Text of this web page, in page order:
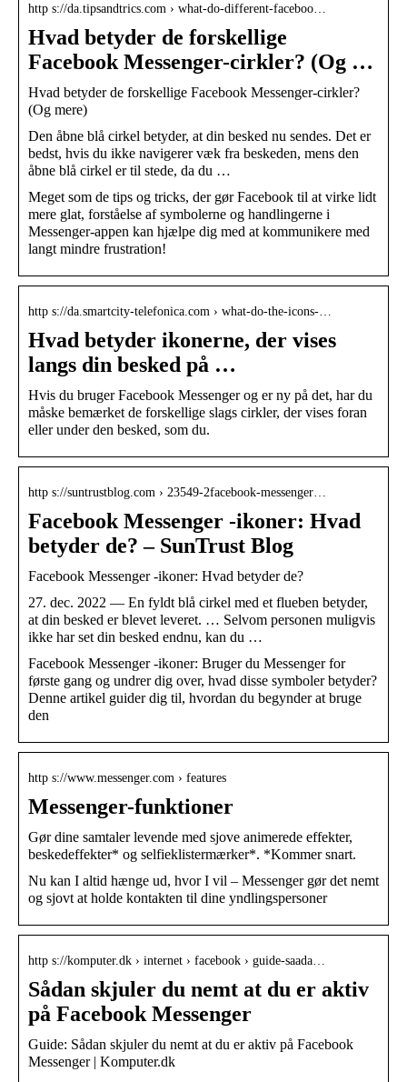
http s://da.tipsandtrics.com › what-do-different-faceboo…
Hvad betyder de forskellige
Facebook Messenger-cirkler? (Og …
Hvad betyder de forskellige Facebook Messenger-cirkler?
(Og mere)
Den åbne blå cirkel betyder, at din besked nu sendes. Det er
bedst, hvis du ikke navigerer væk fra beskeden, mens den
åbne blå cirkel er til stede, da du …
Meget som de tips og tricks, der gør Facebook til at virke lidt
mere glat, forståelse af symbolerne og handlingerne i
Messenger-appen kan hjælpe dig med at kommunikere med
langt mindre frustration!
http s://da.smartcity-telefonica.com › what-do-the-icons-…
Hvad betyder ikonerne, der vises
langs din besked på …
Hvis du bruger Facebook Messenger og er ny på det, har du
måske bemærket de forskellige slags cirkler, der vises foran
eller under den besked, som du.
http s://suntrustblog.com › 23549-2facebook-messenger…
Facebook Messenger -ikoner: Hvad
betyder de? – SunTrust Blog
Facebook Messenger -ikoner: Hvad betyder de?
27. dec. 2022 — En fyldt blå cirkel med et flueben betyder,
at din besked er blevet leveret. … Selvom personen muligvis
ikke har set din besked endnu, kan du …
Facebook Messenger -ikoner: Bruger du Messenger for
første gang og undrer dig over, hvad disse symboler betyder?
Denne artikel guider dig til, hvordan du begynder at bruge
den
http s://www.messenger.com › features
Messenger-funktioner
Gør dine samtaler levende med sjove animerede effekter,
beskedeffekter* og selfieklistermærker*. *Kommer snart.
Nu kan I altid hænge ud, hvor I vil – Messenger gør det nemt
og sjovt at holde kontakten til dine yndlingspersoner
http s://komputer.dk › internet › facebook › guide-saada…
Sådan skjuler du nemt at du er aktiv
på Facebook Messenger
Guide: Sådan skjuler du nemt at du er aktiv på Facebook
Messenger | Komputer.dk